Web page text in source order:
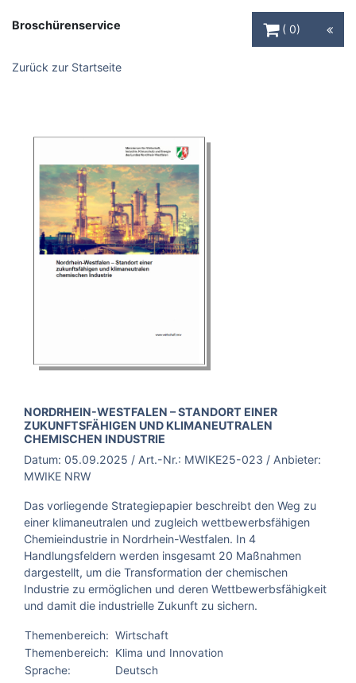
Broschürenservice
0
Zurück zur Startseite
BROSCHÜRE:
NORDRHEIN-WESTFALEN – STANDORT EINER
ZUKUNFTSFÄHIGEN UND KLIMANEUTRALEN
CHEMISCHEN INDUSTRIE
Datum: 05.09.2025 / Art.-Nr.: MWIKE25-023 / Anbieter:
MWIKE NRW
Das vorliegende Strategiepapier beschreibt den Weg zu
einer klimaneutralen und zugleich wettbewerbsfähigen
Chemieindustrie in Nordrhein-Westfalen. In 4
Handlungsfeldern werden insgesamt 20 Maßnahmen
dargestellt, um die Transformation der chemischen
Industrie zu ermöglichen und deren Wettbewerbsfähigkeit
und damit die industrielle Zukunft zu sichern.
Themenbereich: Wirtschaft
Themenbereich:
Klima und Innovation
Sprache:
Deutsch